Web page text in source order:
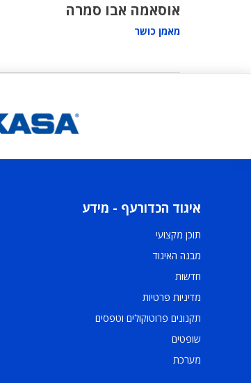
אוסאמה אבו סמרה
מאמן כושר
איגוד הכדורעף - מידע
תוכן מקצועי
מבנה האיגוד
חדשות
מדיניות פרטיות
תקנונים פרוטוקולים וטפסים
שופטים
מערכת